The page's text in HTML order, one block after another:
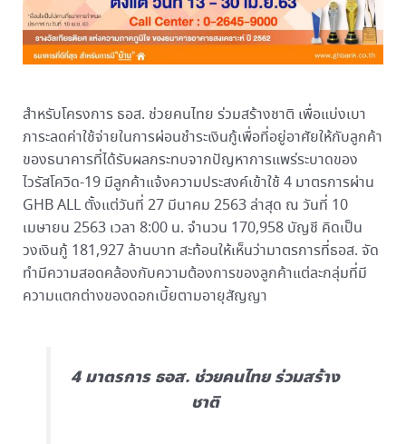
สำหรับโครงการ ธอส. ช่วยคนไทย ร่วมสร้างชาติ เพื่อแบ่งเบา
ภาระลดค่าใช้จ่ายในการผ่อนชำระเงินกู้เพื่อที่อยู่อาศัยให้กับลูกค้า
ของธนาคารที่ได้รับผลกระทบจากปัญหาการแพร่ระบาดของ
ไวรัสโควิด-19 มีลูกค้าแจ้งความประสงค์เข้าใช้ 4 มาตรการผ่าน
GHB ALL ตั้งแต่วันที่ 27 มีนาคม 2563 ล่าสุด ณ วันที่ 10
เมษายน 2563 เวลา 8:00 น. จำนวน 170,958 บัญชี คิดเป็น
วงเงินกู้ 181,927 ล้านบาท สะท้อนให้เห็นว่ามาตรการที่ธอส. จัด
ทำมีความสอดคล้องกับความต้องการของลูกค้าแต่ละกลุ่มที่มี
ความแตกต่างของดอกเบี้ยตามอายุสัญญา
4 มาตรการ ธอส. ช่วยคนไทย ร่วมสร้าง
ชาติ